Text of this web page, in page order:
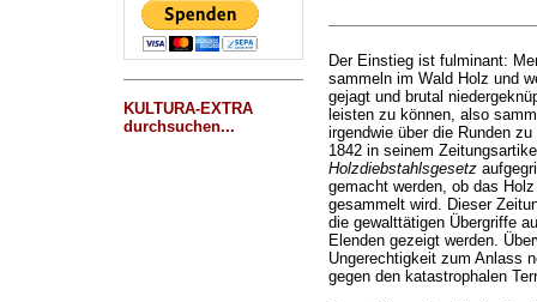
KULTURA-EXTRA
durchsuchen...
Der Einstieg ist fulminant:
sammeln im Wald Holz und
gejagt und brutal
leisten zu können, also
irgendwie über die Runden
1842 in seinem
Holzdiebstahlsgesetz
gemacht werden, ob das
gesammelt wird. Dieser
die gewalttätigen Übergriffe
Elenden gezeigt werden.
Ungerechtigkeit zum Anlass
gegen den katastrophalen